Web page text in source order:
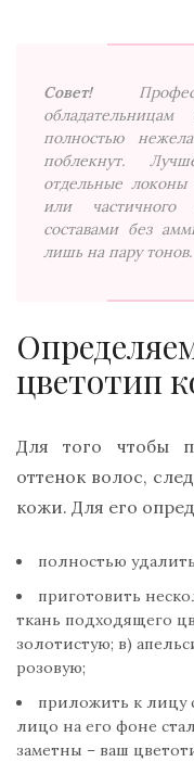
Совет!
полностью
поблекнут.
отдельные
или частичного
составами без
лишь на пару тонов.
цветотип
Для того чтобы
оттенок волос,
кожи. Для его
полностью удалить
приготовить
ткань подходящего
золотистую; в)
розовую;
приложить к лицу
лицо на его фоне
заметны – ваш